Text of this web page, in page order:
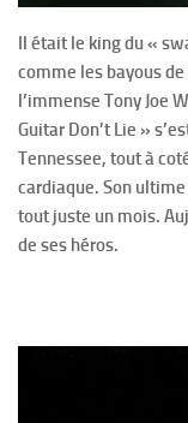
Il était le king du «
comme les bayous
l’immense Tony Joe
Guitar Don’t Lie »
Tennessee, tout à
cardiaque. Son
tout juste un mois.
de ses héros.